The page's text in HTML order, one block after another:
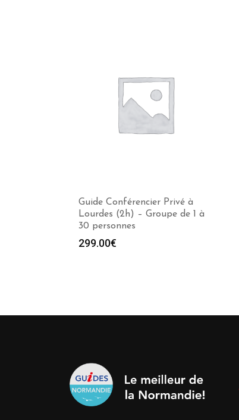
Guide Conférencier Privé à
Lourdes (2h) – Groupe de 1 à
30 personnes
299.00€